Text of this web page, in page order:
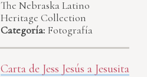
The Nebraska Latino
Heritage Collection
Categoría: Fotografía
Carta de Jess Jesús a Jesusita